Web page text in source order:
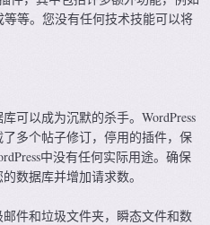
等。您没有任何技术技能可以将
可以成为沉默的杀手。WordPress
多个帖子修订，停用的插件，保
中没有任何实际用途。确保
数据库并增加请求数。
件和垃圾文件夹，瞬态文件和数